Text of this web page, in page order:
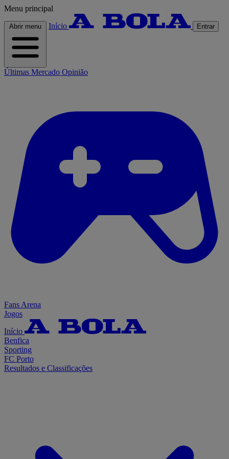
Menu principal
Abrir menu Início Entrar
Últimas Mercado Opinião
Fans Arena
Jogos
Início
Benfica
Sporting
FC Porto
Resultados e Classificações